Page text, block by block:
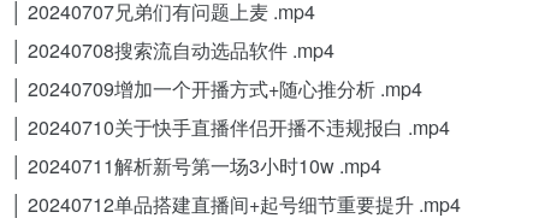
│ 20240707兄弟们有问题上麦 .mp4
│ 20240708搜索流自动选品软件 .mp4
│ 20240709增加一个开播方式+随心推分析 .mp4
│ 20240710关于快手直播伴侣开播不违规报白 .mp4
│ 20240711解析新号第一场3小时10w .mp4
│ 20240712单品搭建直播间+起号细节重要提升 .mp4